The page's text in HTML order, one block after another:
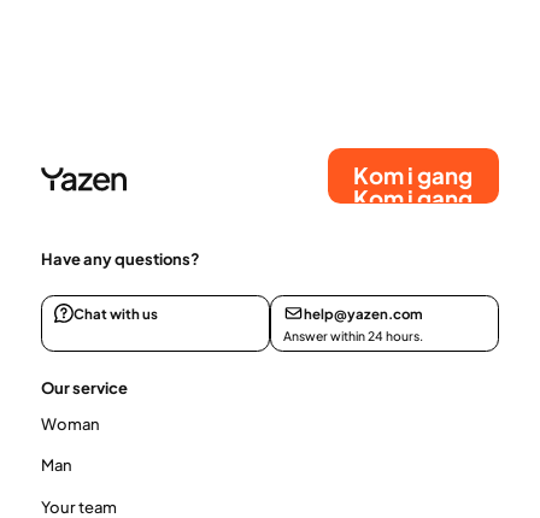
Kom i gang
Kom i gang
Have any questions?
Chat with us help@yazen.com
Answer within 24 hours.
Our service
Woman
Man
Your team